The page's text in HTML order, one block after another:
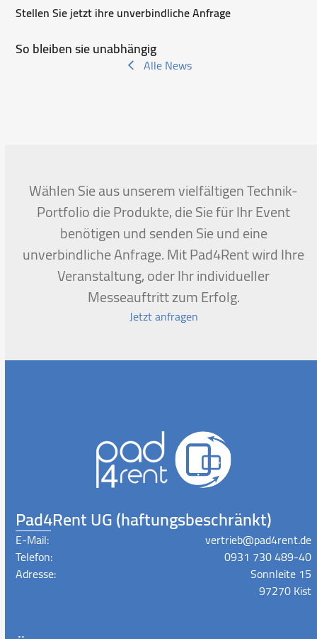
Stellen Sie jetzt ihre unverbindliche Anfrage
So bleiben sie unabhängig
Alle News
Wählen Sie aus unserem vielfältigen Technik-
Portfolio die Produkte, die Sie für Ihr Event
benötigen und senden Sie und eine
unverbindliche Anfrage. Mit Pad4Rent wird Ihre
Veranstaltung, oder Ihr individueller
Messeauftritt zum Erfolg.
Jetzt anfragen
Pad4Rent UG (haftungsbeschränkt)
E-Mail:
vertrieb@pad4rent.de
Telefon:
0931 730 489-40
Adresse:
Sonnleite 15
97270 Kist